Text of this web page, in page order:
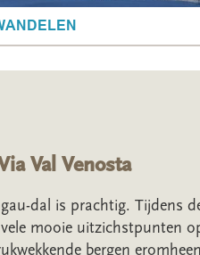
Val Venosta
dal is prachtig. Tijdens de
mooie uitzichstpunten op
bergen eromheen.